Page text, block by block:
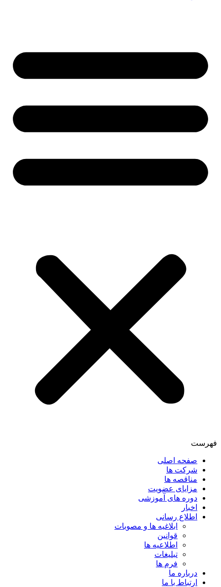
فهرست
صفحه اصلی
شرکت ها
مناقصه ها
مزایای عضویت
دوره های آموزشی
اخبار
اطلاع رسانی
ابلاغیه ها و مصوبات
قوانین
اطلاعیه ها
تبلیغات
فرم ها
درباره ما
ارتباط با ما